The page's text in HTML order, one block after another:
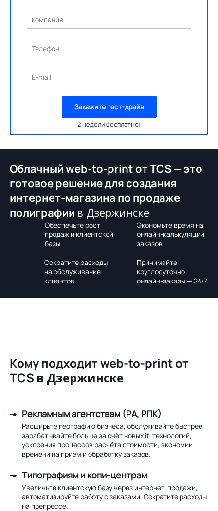
Компания
Телефон
E-mail
Закажите тест-драйв
2 недели бесплатно!
Облачный web-to-print от TCS — это
готовое решение для создания
интернет-магазина по продаже
полиграфии в Дзержинске
Обеспечьте рост
продаж и клиентской
базы
Экономьте время на
онлайн-калькуляции
заказов
Сократите расходы
на обслуживание
клиентов
Принимайте
круглосуточно
онлайн-заказы — 24/7
Кому подходит web-to-print от
TCS в Дзержинске
Рекламным агентствам (РА, РПК)
Расширьте географию бизнеса, обслуживайте быстрее,
зарабатывайте больше за счёт новых it-технологий,
ускорения процессов расчёта стоимости, экономии
времени на приём и обработку заказов.
Типографиям и копи-центрам
Увеличьте клиентскую базу через интернет-продажи,
автоматизируйте работу с заказами. Сократите расходы
на препрессе.